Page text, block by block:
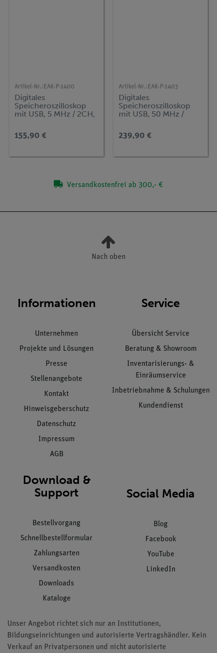
Artikel-Nr.: EAK-P-1400
Digitales
Speicheroszilloskop
mit USB, 5 MHz / 2CH,
155,90 €
Artikel-Nr.: EAK-P-1403
Digitales
Speicheroszilloskop
mit USB, 50 MHz /
239,90 €
Versandkostenfrei ab 300,- €
Nach oben
Informationen
Unternehmen
Projekte und Lösungen
Presse
Stellenangebote
Kontakt
Hinweisgeberschutz
Datenschutz
Impressum
AGB
Service
Übersicht Service
Beratung & Showroom
Inventarisierungs- &
Einräumservice
Inbetriebnahme & Schulungen
Kundendienst
Download &
Support
Bestellvorgang
Schnellbestellformular
Zahlungsarten
Versandkosten
Downloads
Kataloge
Social Media
Blog
Facebook
YouTube
LinkedIn
Unser Angebot richtet sich nur an Institutionen,
Bildungseinrichtungen und autorisierte Vertragshändler. Kein
Verkauf an Privatpersonen und nicht autorisierte